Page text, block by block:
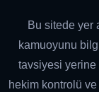
Bu sitede yer
kamuoyunu
tavsiyesi
hekim kontrolü